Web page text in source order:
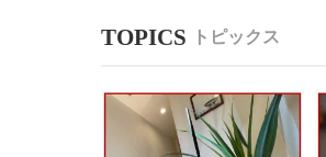
トピックス